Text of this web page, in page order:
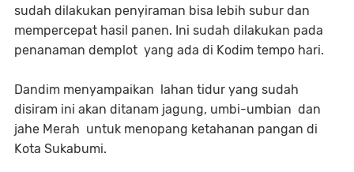
sudah dilakukan penyiraman bisa lebih subur dan
mempercepat hasil panen. Ini sudah dilakukan pada
penanaman demplot yang ada di Kodim tempo hari.
Dandim menyampaikan lahan tidur yang sudah
disiram ini akan ditanam jagung, umbi-umbian dan
jahe Merah untuk menopang ketahanan pangan di
Kota Sukabumi.